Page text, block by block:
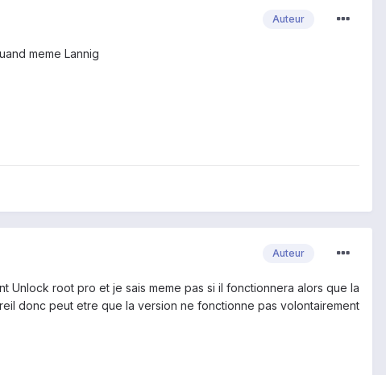
Auteur
meme Lannig
Auteur
root pro et je sais meme pas si il fonctionnera alors que la
donc peut etre que la version ne fonctionne pas volontairement